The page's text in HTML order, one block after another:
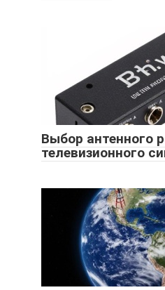
Выбор антенного
телевизионного